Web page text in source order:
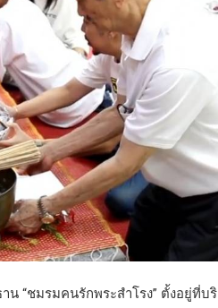
น “ชมรมคนรักพระสำโรง” ตั้งอยู่ที่บ